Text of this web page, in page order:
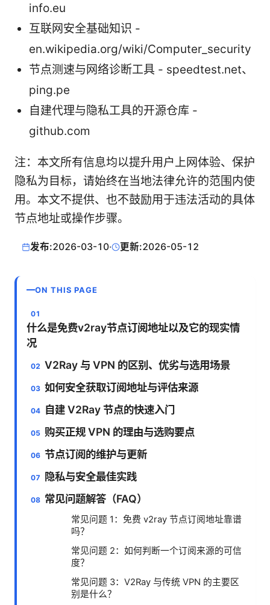
info.eu
互联网安全基础知识 -
en.wikipedia.org/wiki/Computer_security
节点测速与网络诊断工具 - speedtest.net、
ping.pe
自建代理与隐私工具的开源仓库 -
github.com
注：本文所有信息均以提升用户上网体验、保护
隐私为目标，请始终在当地法律允许的范围内使
用。本文不提供、也不鼓励用于违法活动的具体
节点地址或操作步骤。
发布:2026-03-10· 更新:2026-05-12
ON THIS PAGE
什么是免费v2ray节点订阅地址以及它的现实情
况
V2Ray 与 VPN 的区别、优劣与选用场景
如何安全获取订阅地址与评估来源
自建 V2Ray 节点的快速入门
购买正规 VPN 的理由与选购要点
节点订阅的维护与更新
隐私与安全最佳实践
常见问题解答（FAQ）
常见问题 1：免费 v2ray 节点订阅地址靠谱
吗？
常见问题 2：如何判断一个订阅来源的可信
度？
常见问题 3：V2Ray 与传统 VPN 的主要区
别是什么？